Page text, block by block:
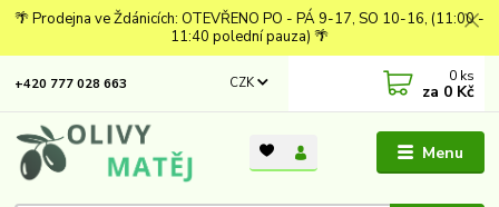
🌴 Prodejna ve Ždánicích: OTEVŘENO PO - PÁ 9-17, SO 10-16, (11:00 -
11:40 polední pauza) 🌴
Menu
CZK
+420 777 028 663 0 ks
za 0 Kč